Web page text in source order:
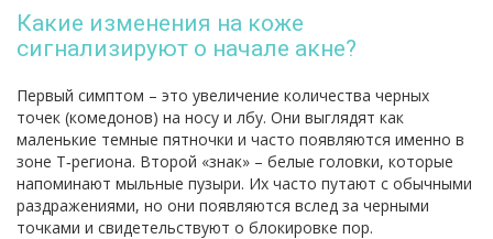
Какие изменения на коже
сигнализируют о начале акне?
Первый симптом – это увеличение количества черных
точек (комедонов) на носу и лбу. Они выглядят как
маленькие темные пятночки и часто появляются именно в
зоне Т‑региона. Второй «знак» – белые головки, которые
напоминают мыльные пузыри. Их часто путают с обычными
раздражениями, но они появляются вслед за черными
точками и свидетельствуют о блокировке пор.